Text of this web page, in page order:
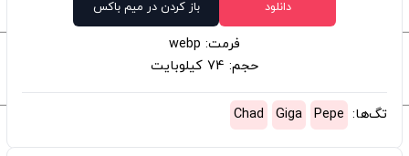
دانلود باز کردن در میم باکس
فرمت: webp
حجم: 74 کیلوبایت
تگ‌ها: Pepe
Giga
Chad